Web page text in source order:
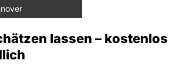
lassen – kostenlos